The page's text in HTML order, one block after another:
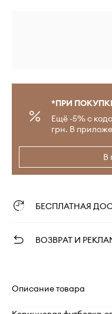
*ПРИ
Ещё -5% с
грн. В
В
БЕСПЛАТНАЯ
ВОЗВРАТ И
Описание товара